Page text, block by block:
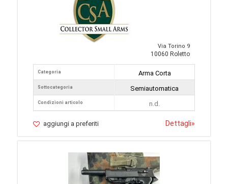
Via Torino 9
10060 Roletto
Categoria
Sottocategoria
Condizioni articolo
Arma Corta
Semiautomatica
n.d.
aggiungi a preferiti Dettagli»